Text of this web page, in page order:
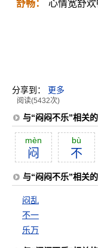
舒畅： 心情宽舒
分享到： 更多
阅读(5432次)
与“闷闷不乐”相关
mèn
闷
bù
不
与“闷闷不乐”相关
闷乱
不一
乐万